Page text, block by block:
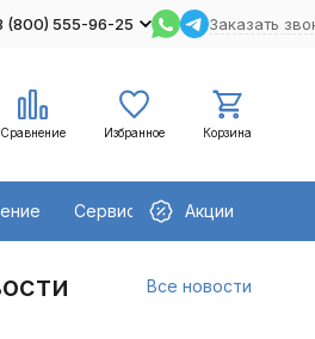
(800) 555-96-25 Заказать
Сравнение Избранное Корзина
Сервисное оборудование
Акции
Все новости